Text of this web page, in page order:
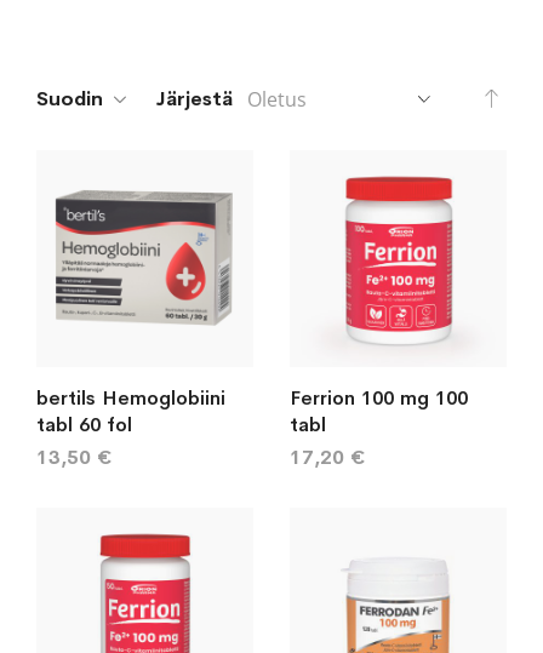
Suodin Järjestä
bertils Hemoglobiini
tabl 60 fol
13,50 €
Ferrion 100 mg 100
tabl
17,20 €